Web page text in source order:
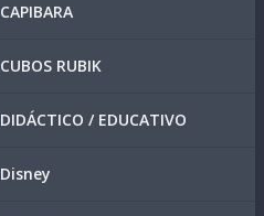
CAPIBARA
CUBOS RUBIK
DIDÁCTICO / EDUCATIVO
Disney